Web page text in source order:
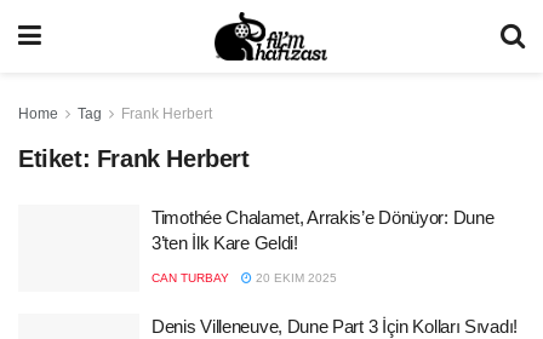
Home Tag Frank Herbert
Etiket: Frank Herbert
Timothée Chalamet, Arrakis’e Dönüyor: Dune
3’ten İlk Kare Geldi!
CAN TURBAY 20 EKIM 2025
Denis Villeneuve, Dune Part 3 İçin Kolları Sıvadı!